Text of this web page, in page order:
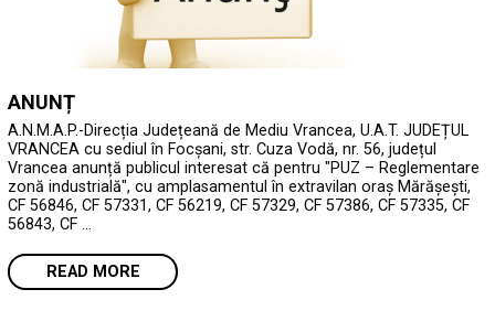
ANUNȚ
A.N.M.A.P.-Direcția Județeană de Mediu Vrancea, U.A.T. JUDEȚUL
VRANCEA cu sediul în Focșani, str. Cuza Vodă, nr. 56, județul
Vrancea anunță publicul interesat că pentru "PUZ – Reglementare
zonă industrială", cu amplasamentul în extravilan oraș Mărășești,
CF 56846, CF 57331, CF 56219, CF 57329, CF 57386, CF 57335, CF
56843, CF …
READ MORE